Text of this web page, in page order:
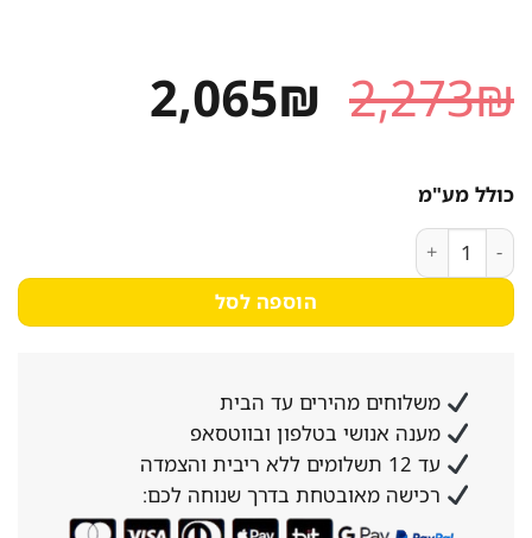
2,273₪ המחיר
המקורי
2,065₪ המחיר
כולל מע"מ
כמות של מכונת כביסה ‏8 ק"ג LG WFS8214GBB עם Turbo Wash 39 ושליטה ב-Wi-Fi
הוספה לסל
משלוחים מהירים עד הבית
מענה אנושי בטלפון ובווטסאפ
עד 12 תשלומים ללא ריבית והצמדה
רכישה מאובטחת בדרך שנוחה לכם: